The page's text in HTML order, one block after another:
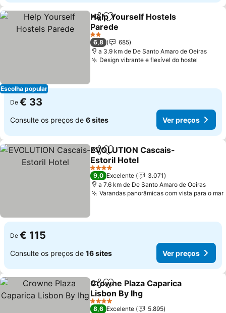
Escolha popular
PartilharAdicionar aos favoritos
Help Yourself Hostels
Parede
Ver preços
2 Estrelas
6,8
685
a 3.9 km de De Santo Amaro de Oeiras
Design vibrante e flexível do hostel
De € 33
Consulte os preços de 6 sites Ver preços
PartilharAdicionar aos favoritos
EVOLUTION Cascais-
Estoril Hotel
Ver preços
4 Estrelas
9,0 Excelente
3.071
a 7.6 km de De Santo Amaro de Oeiras
Varandas panorâmicas com vista para o mar
De € 115
Consulte os preços de 16 sites Ver preços
PartilharAdicionar aos favoritos
Crowne Plaza Caparica
Lisbon By Ihg
Ver preços
4 Estrelas
8,6 Excelente
5.895